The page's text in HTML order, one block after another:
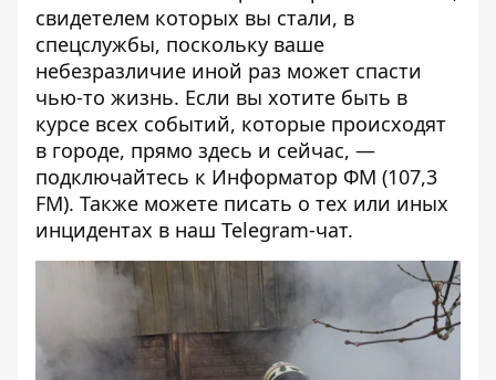
свидетелем которых вы стали, в
спецслужбы, поскольку ваше
небезразличие иной раз может спасти
чью-то жизнь. Если вы хотите быть в
курсе всех событий, которые происходят
в городе, прямо здесь и сейчас, —
подключайтесь к Информатор ФМ (107,3
FM). Также можете писать о тех или иных
инцидентах в наш Telegram-чат.